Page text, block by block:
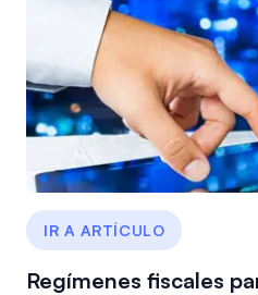
IR A ARTÍCULO
Regímenes fiscales